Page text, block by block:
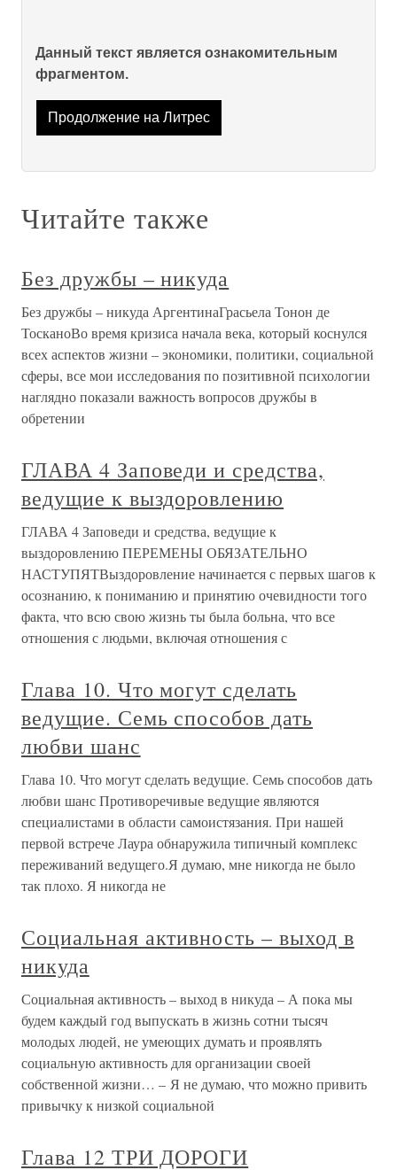
Данный текст является ознакомительным
фрагментом.
Продолжение на Литрес
Читайте также
Без дружбы – никуда
Без дружбы – никуда АргентинаГрасьела Тонон де
ТосканоВо время кризиса начала века, который коснулся
всех аспектов жизни – экономики, политики, социальной
сферы, все мои исследования по позитивной психологии
наглядно показали важность вопросов дружбы в
обретении
ГЛАВА 4 Заповеди и средства,
ведущие к выздоровлению
ГЛАВА 4 Заповеди и средства, ведущие к
выздоровлению ПЕРЕМЕНЫ ОБЯЗАТЕЛЬНО
НАСТУПЯТВыздоровление начинается с первых шагов к
осознанию, к пониманию и принятию очевидности того
факта, что всю свою жизнь ты была больна, что все
отношения с людьми, включая отношения с
Глава 10. Что могут сделать
ведущие. Семь способов дать
любви шанс
Глава 10. Что могут сделать ведущие. Семь способов дать
любви шанс Противоречивые ведущие являются
специалистами в области самоистязания. При нашей
первой встрече Лаура обнаружила типичный комплекс
переживаний ведущего.Я думаю, мне никогда не было
так плохо. Я никогда не
Социальная активность – выход в
никуда
Социальная активность – выход в никуда – А пока мы
будем каждый год выпускать в жизнь сотни тысяч
молодых людей, не умеющих думать и проявлять
социальную активность для организации своей
собственной жизни… – Я не думаю, что можно привить
привычку к низкой социальной
Глава 12 ТРИ ДОРОГИ